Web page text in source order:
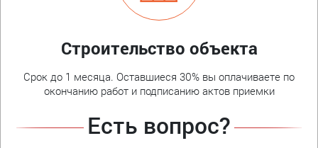
Строительство объекта
Срок до 1 месяца. Оставшиеся 30% вы оплачиваете по
окончанию работ и подписанию актов приемки
Есть вопрос?